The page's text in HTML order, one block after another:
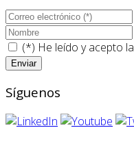
(*) He leído y acepto la
Síguenos